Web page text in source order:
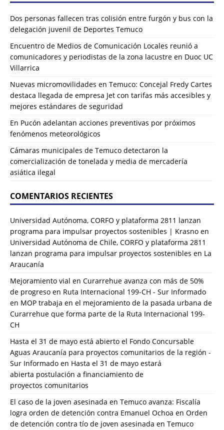
Dos personas fallecen tras colisión entre furgón y bus con la
delegación juvenil de Deportes Temuco
Encuentro de Medios de Comunicación Locales reunió a
comunicadores y periodistas de la zona lacustre en Duoc UC
Villarrica
Nuevas micromovilidades en Temuco: Concejal Fredy Cartes
destaca llegada de empresa Jet con tarifas más accesibles y
mejores estándares de seguridad
En Pucón adelantan acciones preventivas por próximos
fenómenos meteorológicos
Cámaras municipales de Temuco detectaron la
comercialización de tonelada y media de mercadería
asiática ilegal
COMENTARIOS RECIENTES
Universidad Autónoma, CORFO y plataforma 2811 lanzan
programa para impulsar proyectos sostenibles | Krasno en
Universidad Autónoma de Chile, CORFO y plataforma 2811
lanzan programa para impulsar proyectos sostenibles en La
Araucanía
Mejoramiento vial en Curarrehue avanza con más de 50%
de progreso en Ruta Internacional 199-CH - Sur Informado
en MOP trabaja en el mejoramiento de la pasada urbana de
Curarrehue que forma parte de la Ruta Internacional 199-
CH
Hasta el 31 de mayo está abierto el Fondo Concursable
Aguas Araucanía para proyectos comunitarios de la región -
Sur Informado en Hasta el 31 de mayo estará
abierta postulación a financiamiento de
proyectos comunitarios
El caso de la joven asesinada en Temuco avanza: Fiscalía
logra orden de detención contra Emanuel Ochoa en Orden
de detención contra tío de joven asesinada en Temuco